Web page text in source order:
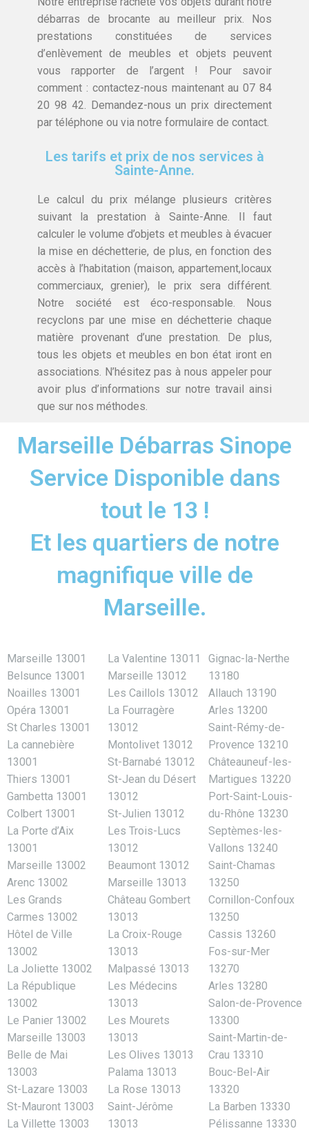
débarras de brocante au meilleur prix. Nos
prestations constituées de services
d’enlèvement de meubles et objets peuvent
vous rapporter de l’argent ! Pour savoir
comment : contactez-nous maintenant au 07 84
20 98 42. Demandez-nous un prix directement
par téléphone ou via notre formulaire de contact.
Les tarifs et prix de nos services à
Sainte-Anne.
Le calcul du prix mélange plusieurs critères
suivant la prestation à Sainte-Anne. Il faut
calculer le volume d’objets et meubles à évacuer
la mise en déchetterie, de plus, en fonction des
accès à l’habitation (maison, appartement,locaux
commerciaux, grenier), le prix sera différent.
Notre société est éco-responsable. Nous
recyclons par une mise en déchetterie chaque
matière provenant d’une prestation. De plus,
tous les objets et meubles en bon état iront en
associations. N’hésitez pas à nous appeler pour
avoir plus d’informations sur notre travail ainsi
que sur nos méthodes.
Marseille Débarras Sinope
Service Disponible dans
tout le 13 !
Et les quartiers de notre
magnifique ville de
Marseille.
Marseille 13001
Belsunce 13001
Noailles 13001
Opéra 13001
St Charles 13001
La cannebière
13001
Thiers 13001
Gambetta 13001
Colbert 13001
La Porte d’Aix
13001
Marseille 13002
Arenc 13002
Les Grands
Carmes 13002
Hôtel de Ville
13002
La Joliette 13002
La République
13002
Le Panier 13002
Marseille 13003
Belle de Mai
13003
St-Lazare 13003
St-Mauront 13003
La Villette 13003
La Valentine 13011
Marseille 13012
Les Caillols 13012
La Fourragère
13012
Montolivet 13012
St-Barnabé 13012
St-Jean du Désert
13012
St-Julien 13012
Les Trois-Lucs
13012
Beaumont 13012
Marseille 13013
Château Gombert
13013
La Croix-Rouge
13013
Malpassé 13013
Les Médecins
13013
Les Mourets
13013
Les Olives 13013
Palama 13013
La Rose 13013
Saint-Jérôme
13013
Gignac-la-Nerthe
13180
Allauch 13190
Arles 13200
Saint-Rémy-de-
Provence 13210
Châteauneuf-les-
Martigues 13220
Port-Saint-Louis-
du-Rhône 13230
Septèmes-les-
Vallons 13240
Saint-Chamas
13250
Cornillon-Confoux
13250
Cassis 13260
Fos-sur-Mer
13270
Arles 13280
Salon-de-Provence
13300
Saint-Martin-de-
Crau 13310
Bouc-Bel-Air
13320
La Barben 13330
Pélissanne 13330